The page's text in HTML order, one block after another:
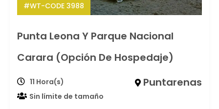
#WT-CODE 3988
Punta Leona Y Parque Nacional
Carara (Opción De Hospedaje)
11 Hora(s) Puntarenas
Sin límite de tamaño